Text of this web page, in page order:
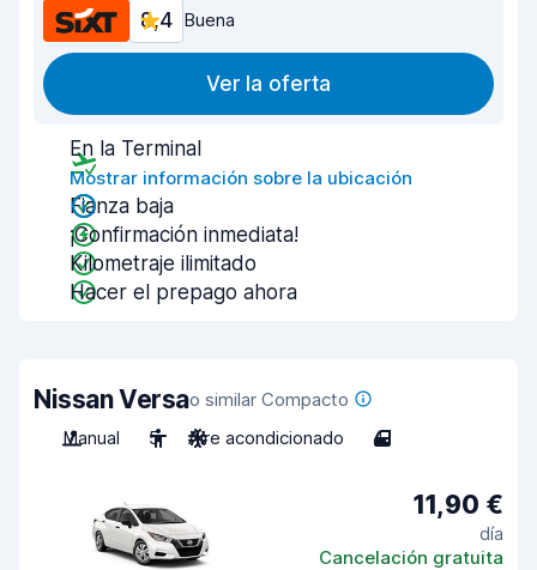
8,4 Buena
Ver la oferta
En la Terminal
Mostrar información sobre la ubicación
Fianza baja
¡Confirmación inmediata!
Kilometraje ilimitado
Hacer el prepago ahora
Nissan Versao similar Compacto
Manual
5 Aire acondicionado 4
11,90 €
día
Cancelación gratuita